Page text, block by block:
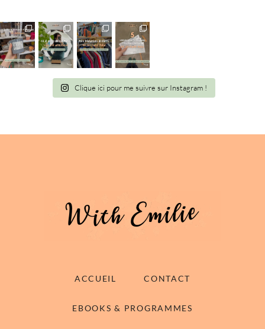
Clique ici pour me suivre sur Instagram !
ACCUEIL CONTACT
EBOOKS & PROGRAMMES